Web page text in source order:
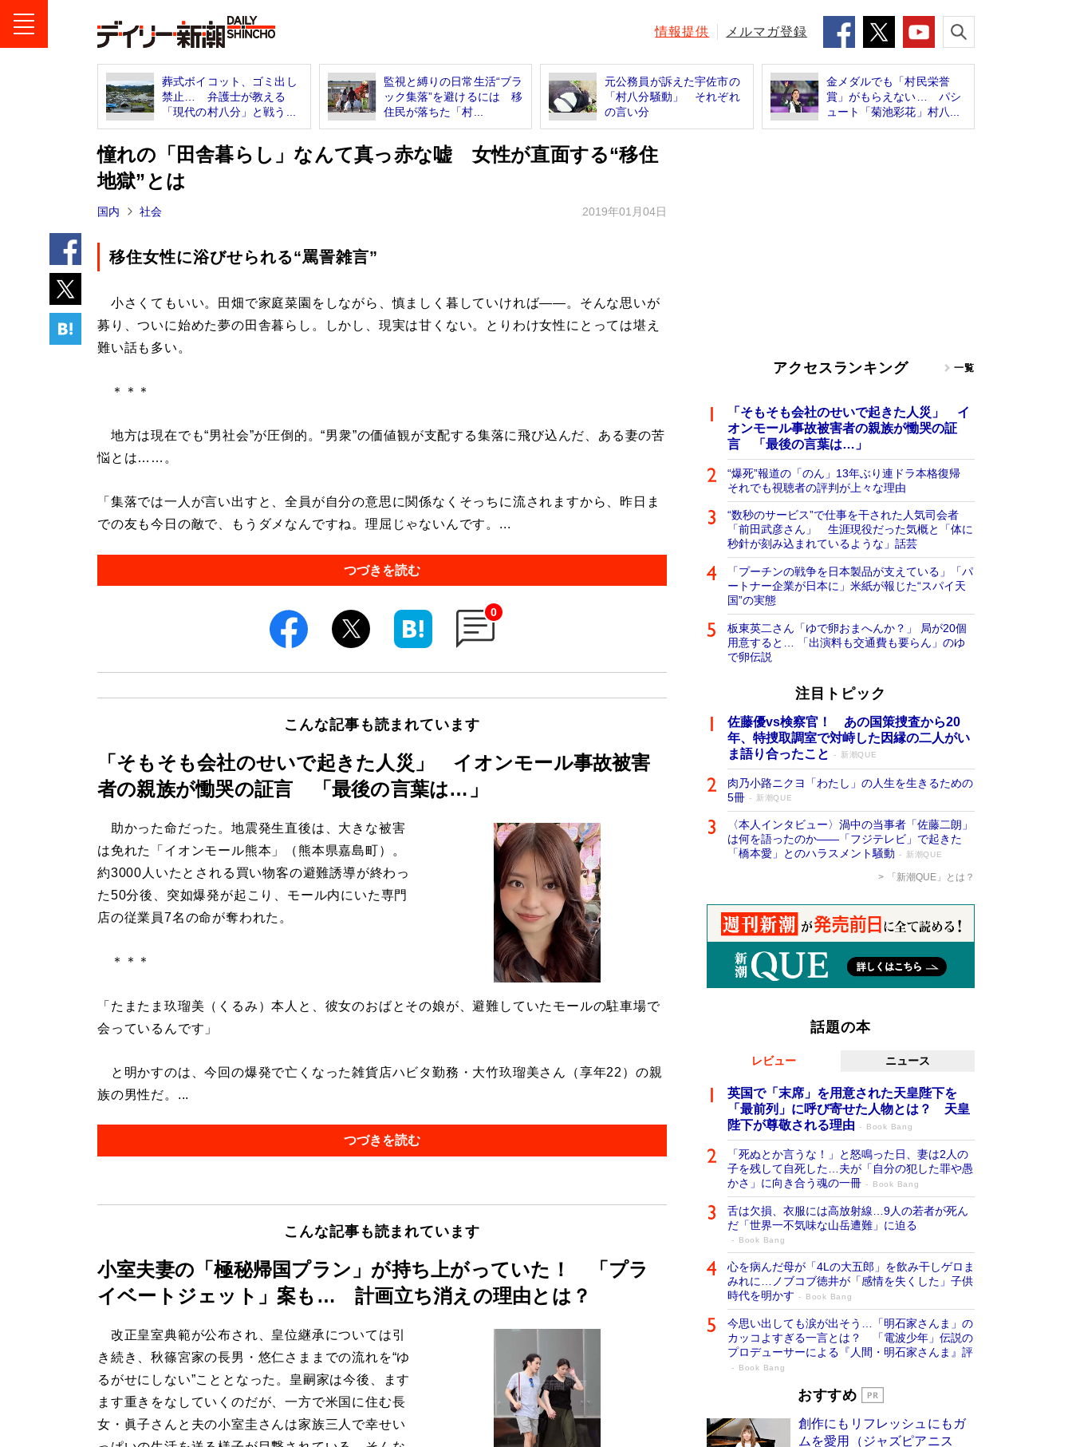
情報提供 メルマガ登録
葬式ボイコット、ゴミ出し
禁止… 弁護士が教える
「現代の村八分」と戦う...
監視と縛りの日常生活“ブラ
ック集落”を避けるには 移
住民が落ちた「村...
元公務員が訴えた宇佐市の
「村八分騒動」 それぞれ
の言い分
金メダルでも「村民栄誉
賞」がもらえない… パシ
ュート「菊池彩花」村八...
憧れの「田舎暮らし」なんて真っ赤な嘘 女性が直面する“移住
地獄”とは
国内 社会 2019年01月04日
移住女性に浴びせられる“罵詈雑言”
小さくてもいい。田畑で家庭菜園をしながら、慎ましく暮していければ――。そんな思いが
募り、ついに始めた夢の田舎暮らし。しかし、現実は甘くない。とりわけ女性にとっては堪え
難い話も多い。
＊＊＊
地方は現在でも“男社会”が圧倒的。“男衆”の価値観が支配する集落に飛び込んだ、ある妻の苦
悩とは……。
「集落では一人が言い出すと、全員が自分の意思に関係なくそっちに流されますから、昨日ま
での友も今日の敵で、もうダメなんですね。理屈じゃないんです。...
つづきを読む
0
こんな記事も読まれています
「そもそも会社のせいで起きた人災」 イオンモール事故被害
者の親族が慟哭の証言 「最後の言葉は…」
助かった命だった。地震発生直後は、大きな被害
は免れた「イオンモール熊本」（熊本県嘉島町）。
約3000人いたとされる買い物客の避難誘導が終わっ
た50分後、突如爆発が起こり、モール内にいた専門
店の従業員7名の命が奪われた。
＊＊＊
「たまたま玖瑠美（くるみ）本人と、彼女のおばとその娘が、避難していたモールの駐車場で
会っているんです」
と明かすのは、今回の爆発で亡くなった雑貨店ハビタ勤務・大竹玖瑠美さん（享年22）の親
族の男性だ。...
つづきを読む
こんな記事も読まれています
小室夫妻の「極秘帰国プラン」が持ち上がっていた！ 「プラ
イベートジェット」案も… 計画立ち消えの理由とは？
改正皇室典範が公布され、皇位継承については引
き続き、秋篠宮家の長男・悠仁さままでの流れを“ゆ
るがせにしない”こととなった。皇嗣家は今後、ます
ます重きをなしていくのだが、一方で米国に住む長
女・眞子さんと夫の小室圭さんは家族三人で幸せい
アクセスランキング 一覧
「そもそも会社のせいで起きた人災」 イ
オンモール事故被害者の親族が慟哭の証
言 「最後の言葉は…」
“爆死”報道の「のん」13年ぶり連ドラ本格復帰
それでも視聴者の評判が上々な理由
“数秒のサービス”で仕事を干された人気司会者
「前田武彦さん」 生涯現役だった気概と「体に
秒針が刻み込まれているような」話芸
「プーチンの戦争を日本製品が支えている」「パ
ートナー企業が日本に」米紙が報じた“スパイ天
国”の実態
板東英二さん「ゆで卵おまへんか？」 局が20個
用意すると… 「出演料も交通費も要らん」のゆ
で卵伝説
注目トピック
佐藤優vs検察官！ あの国策捜査から20
年、特捜取調室で対峙した因縁の二人がい
ま語り合ったこと
新潮QUE
肉乃小路ニクヨ「わたし」の人生を生きるための
5冊
新潮QUE
〈本人インタビュー〉渦中の当事者「佐藤二朗」
は何を語ったのか――「フジテレビ」で起きた
「橋本愛」とのハラスメント騒動
新潮QUE
「新潮QUE」とは？
話題の本
レビュー ニュース
英国で「末席」を用意された天皇陛下を
「最前列」に呼び寄せた人物とは？ 天皇
陛下が尊敬される理由
Book Bang
「死ぬとか言うな！」と怒鳴った日、妻は2人の
子を残して自死した…夫が「自分の犯した罪や愚
かさ」に向き合う魂の一冊
Book Bang
舌は欠損、衣服には高放射線…9人の若者が死ん
だ「世界一不気味な山岳遭難」に迫る
Book Bang
心を病んだ母が「4Lの大五郎」を飲み干しゲロま
みれに…ノブコブ徳井が「感情を失くした」子供
時代を明かす
Book Bang
今思い出しても涙が出そう…「明石家さんま」の
カッコよすぎる一言とは？ 「電波少年」伝説の
プロデューサーによる『人間・明石家さんま』評
Book Bang
「宇宙兄弟」最終46巻がベストセラー1
物語に幕 特装版には「宇宙で描かれたマ
ンガ」も収録
Book Bang
おすすめ
創作にもリフレッシュにもガ
ムを愛用（ジャズピアニス